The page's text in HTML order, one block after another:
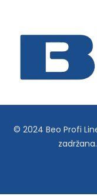
© 2024 Beo Profi
zadržana.